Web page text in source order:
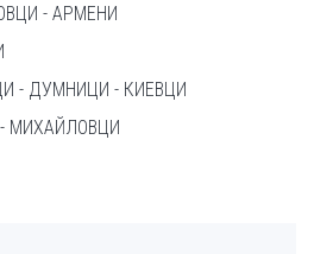
- АРМЕНИ
- ДУМНИЦИ - КИЕВЦИ
МИХАЙЛОВЦИ